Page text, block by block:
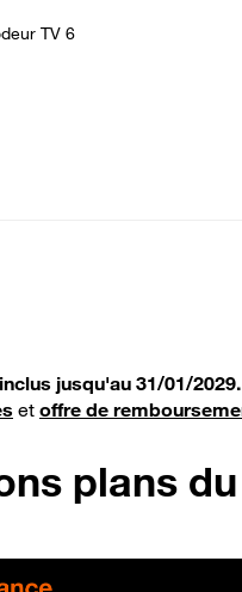
TV 6
jusqu'au 31/01/2029.
et offre de
plans